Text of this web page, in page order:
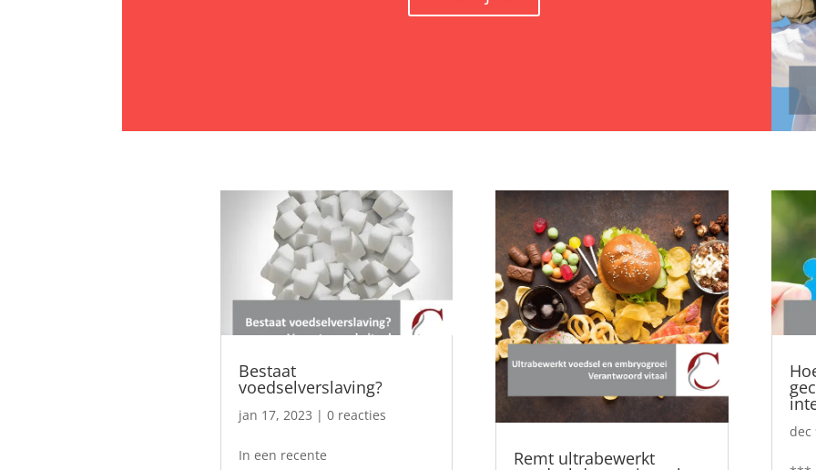
Bestaat
voedselverslaving?
jan 17, 2023 | 0 reacties
In een recente
Remt ultrabewerkt
dec